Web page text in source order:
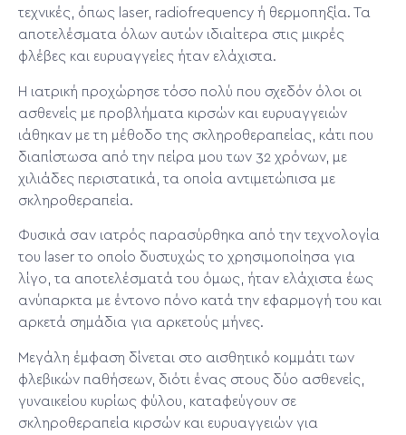
τεχνικές, όπως laser, radiofrequency ή θερμοπηξία. Τα
αποτελέσματα όλων αυτών ιδιαίτερα στις μικρές
φλέβες και ευρυαγγείες ήταν ελάχιστα.
Η ιατρική προχώρησε τόσο πολύ που σχεδόν όλοι οι
ασθενείς με προβλήματα κιρσών και ευρυαγγειών
ιάθηκαν με τη μέθοδο της σκληροθεραπείας, κάτι που
διαπίστωσα από την πείρα μου των 32 χρόνων, με
χιλιάδες περιστατικά, τα οποία αντιμετώπισα με
σκληροθεραπεία.
Φυσικά σαν ιατρός παρασύρθηκα από την τεχνολογία
του laser το οποίο δυστυχώς το χρησιμοποίησα για
λίγο, τα αποτελέσματά του όμως, ήταν ελάχιστα έως
ανύπαρκτα με έντονο πόνο κατά την εφαρμογή του και
αρκετά σημάδια για αρκετούς μήνες.
Μεγάλη έμφαση δίνεται στο αισθητικό κομμάτι των
φλεβικών παθήσεων, διότι ένας στους δύο ασθενείς,
γυναικείου κυρίως φύλου, καταφεύγουν σε
σκληροθεραπεία κιρσών και ευρυαγγειών για